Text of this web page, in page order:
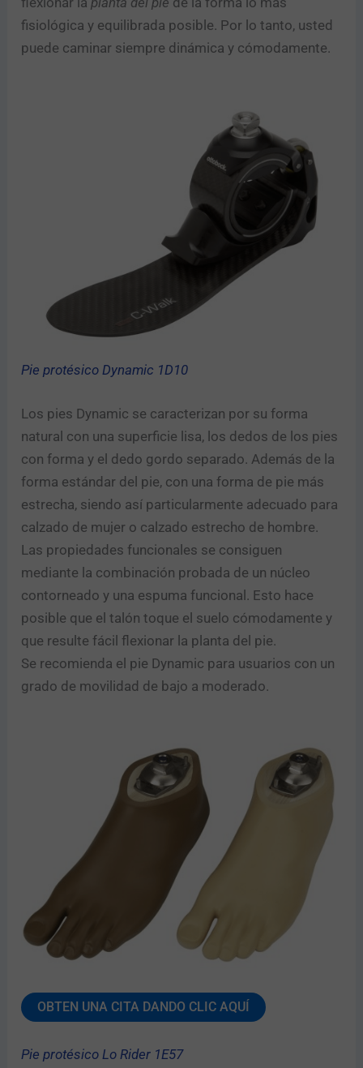
fisiológica y equilibrada posible. Por lo tanto, usted
puede caminar siempre dinámica y cómodamente.
Pie protésico Dynamic 1D10
Los pies Dynamic se caracterizan por su forma
natural con una superficie lisa, los dedos de los pies
con forma y el dedo gordo separado. Además de la
forma estándar del pie, con una forma de pie más
estrecha, siendo así particularmente adecuado para
calzado de mujer o calzado estrecho de hombre.
Las propiedades funcionales se consiguen
mediante la combinación probada de un núcleo
contorneado y una espuma funcional. Esto hace
posible que el talón toque el suelo cómodamente y
que resulte fácil flexionar la planta del pie.
Se recomienda el pie Dynamic para usuarios con un
grado de movilidad de bajo a moderado.
OBTEN UNA CITA DANDO CLIC AQUÍ
Pie protésico Lo Rider 1E57